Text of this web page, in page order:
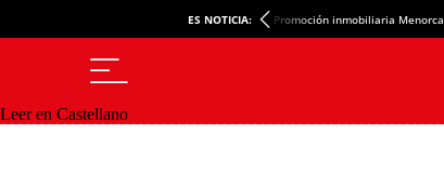
ES NOTICIA: Promoción inmobiliaria Menorca
Leer en Castellano